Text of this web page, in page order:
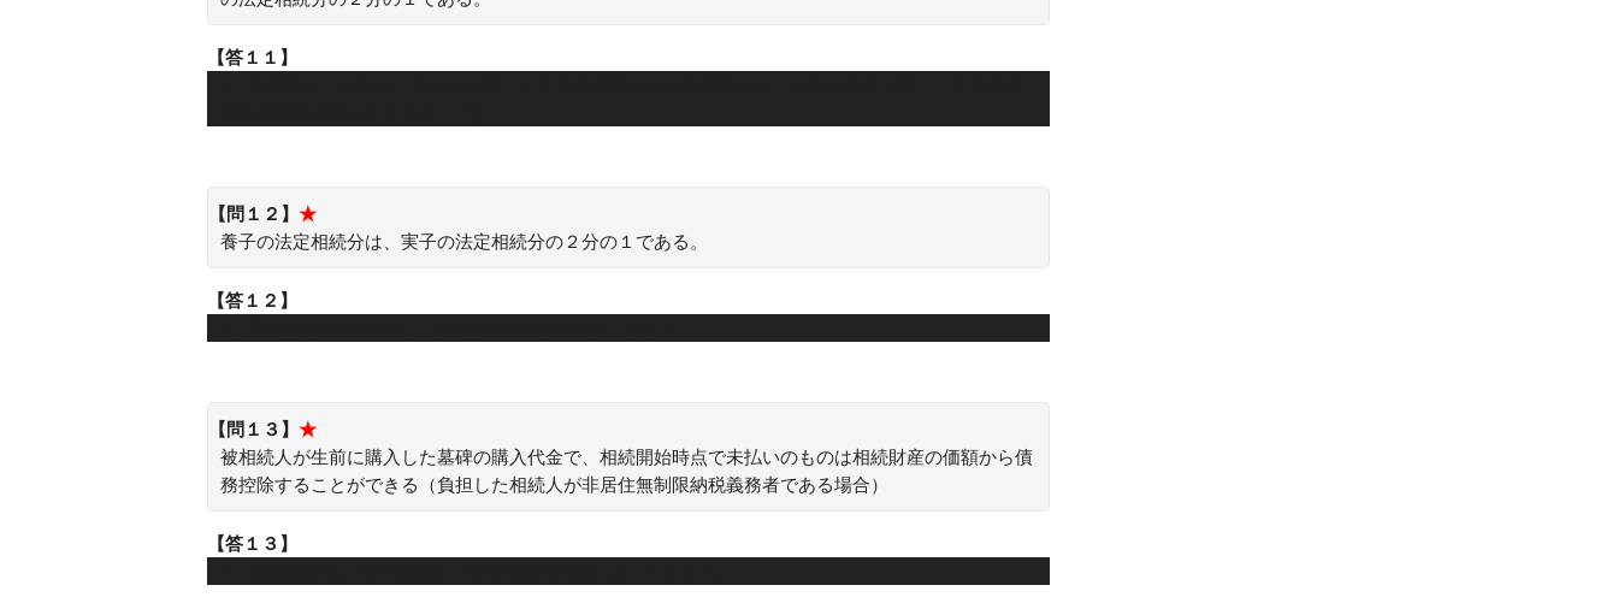
【答１１】
【問１２】 ★
養子の法定相続分は、実子の法定相続分の２分の１である。
【答１２】
【問１３】 ★
被相続人が生前に購入した墓碑の購入代金で、相続開始時点で未払いのものは相続財産の価額から債
務控除することができる（負担した相続人が非居住無制限納税義務者である場合）
【答１３】